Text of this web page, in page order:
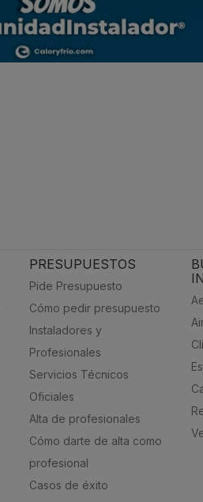
PRESUPUESTOS
Pide Presupuesto
Cómo pedir presupuesto
Instaladores y
Profesionales
Servicios Técnicos
Oficiales
Alta de profesionales
Cómo darte de alta como
profesional
Casos de éxito